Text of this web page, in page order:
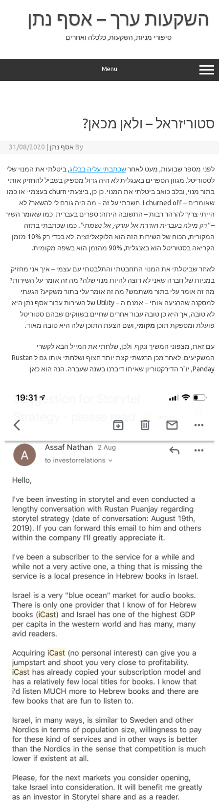
השקעות ערך – אסף נתן
סיפורי מניות, השקעות, כלכלה ואחרים
Menu
סטוריזראל – ולאן מכאן?
By אסף נתן 31/08/2020
לפני מספר שבועות, מעט לאחרשכתבתי עליה בבלוג, ביטלתי את המנוי שלי
לסטוריטל. מגוון הספרים באנגלית לא היה גדול מספיק בשביל להחזיק אותי
בתור מנוי, ובלב כואב ביטלתי את המנוי. כן כן, ביצעתי churn בעצמי- או כמו
שאומרים – I churned off. חשבתי על זה – מה היה גורם לי להשאר? לא
הייתי צריך להרהר רבות – התשובה היתה: ספרים בעברית. כמו שאומר השיר
–"רק מילה בעברית חודרת אל עורקי, אל נשמתי".כמו שכתבתי בתזה
המקורית, הכוח של השירות הזה הוא הלוקאליזציה. לא בכדי רק 10% מזמן
הקריאה בסטוריטל הוא באנגלית, 90% מהזמן הוא בשפה מקומית.
לאחר שביטלתי את המנוי התחבטתי והתלבטתי עם עצמי – איך אני מחזיק
במניות של חברה שאני לא רוצה להיות מנוי שלה? מה זה אומר על השירות?
מה זה אומר עלי בתור משתמש? מה זה אומר עלי בתור משקיע? הגעתי
למסקנה שהרגיעה אותי – אמנם ה – Utility של השירות עבור אסף נתן היא
לא טובה, אך היא כן טובה עבור אחרים שחיים בשווקים שבהם סטוריטל
פועלת ומספקת תוכןמקומי, ושם הצעת התוכן שלה היא טובה מאוד.
עם זאת, מצפוני המשיך ונקף. ולכן, שלחתי את המייל הבא לקשרי
המשקיעים. לאחר מכן הרגשתי קצת יותר חצוף ושלחתי אותו גם ל Rustan
Panday, יו"ר הדירקטוריון שאיתו דיברנו בשנה שעברה. הנה הוא כאן: